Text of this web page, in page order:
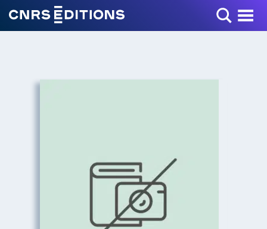
Toggle Menu